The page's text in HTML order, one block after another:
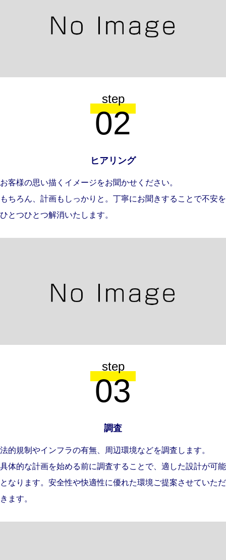
step
02
ヒアリング
お客様の思い描くイメージをお聞かせください。
もちろん、計画もしっかりと。丁寧にお聞きすることで不安を
ひとつひとつ解消いたします。
step
03
調査
法的規制やインフラの有無、周辺環境などを調査します。
具体的な計画を始める前に調査することで、適した設計が可能
となります。安全性や快適性に優れた環境ご提案させていただ
きます。